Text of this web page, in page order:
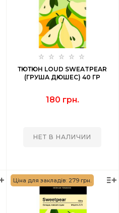
ТЮТЮН LOUD SWEATPEAR
(ГРУША ДЮШЕС) 40 ГР
180 грн.
НЕТ В НАЛИЧИИ
Ціна для закладів: 279 грн.